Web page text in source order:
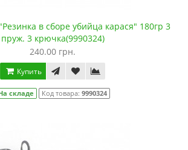
в сборе убийца карася" 180гр 3
пруж. 3 крючка(9990324)
240.00 грн.
Купить
складе Код товара: 9990324